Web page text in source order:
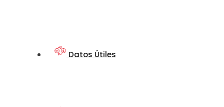
Datos Útiles